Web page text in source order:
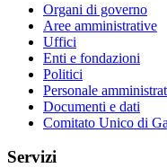
Organi di governo
Aree amministrative
Uffici
Enti e fondazioni
Politici
Personale
Documenti e dati
Comitato Unico di
Servizi